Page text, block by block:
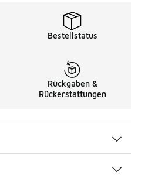
Bestellstatus
Rückgaben &
Rückerstattungen